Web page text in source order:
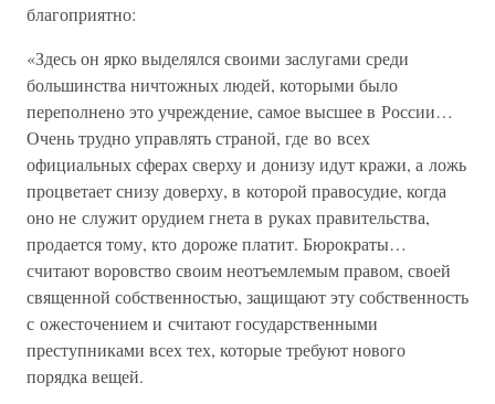
благоприятно:
«Здесь он ярко выделялся своими заслугами среди
большинства ничтожных людей, которыми было
переполнено это учреждение, самое высшее в России…
Очень трудно управлять страной, где во всех
официальных сферах сверху и донизу идут кражи, а ложь
процветает снизу доверху, в которой правосудие, когда
оно не служит орудием гнета в руках правительства,
продается тому, кто дороже платит. Бюрократы…
считают воровство своим неотъемлемым правом, своей
священной собственностью, защищают эту собственность
с ожесточением и считают государственными
преступниками всех тех, которые требуют нового
порядка вещей.